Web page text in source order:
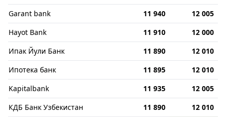
Garant bank
11 940
12 005
Hayot Bank
11 910
12 000
Ипак Йули Банк
11 890
12 010
Ипотека банк
11 895
12 010
Kapitalbank
11 935
12 005
КДБ Банк Узбекистан
11 890
12 010